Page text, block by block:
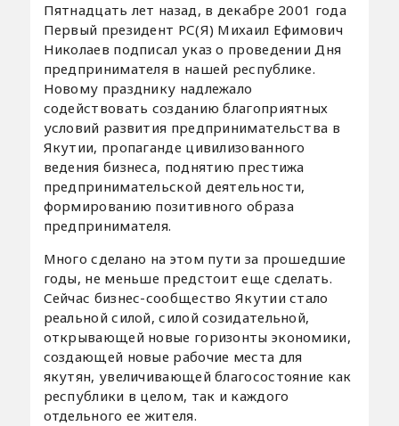
Пятнадцать лет назад, в декабре 2001 года
Первый президент РС(Я) Михаил Ефимович
Николаев подписал указ о проведении Дня
предпринимателя в нашей республике.
Новому празднику надлежало
содействовать созданию благоприятных
условий развития предпринимательства в
Якутии, пропаганде цивилизованного
ведения бизнеса, поднятию престижа
предпринимательской деятельности,
формированию позитивного образа
предпринимателя.
Много сделано на этом пути за прошедшие
годы, не меньше предстоит еще сделать.
Сейчас бизнес-сообщество Якутии стало
реальной силой, силой созидательной,
открывающей новые горизонты экономики,
создающей новые рабочие места для
якутян, увеличивающей благосостояние как
республики в целом, так и каждого
отдельного ее жителя.